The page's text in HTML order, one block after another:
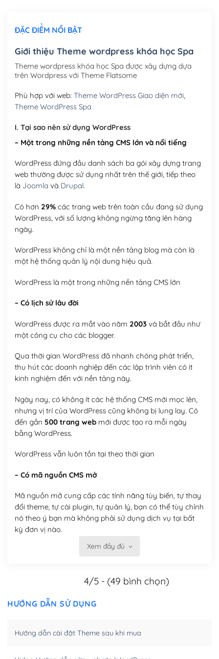
Mua thêm Host + Tên miền
Tên miền Việt Nam .vn (1 năm)(+550,000₫)
Hosting 3GB SSD (1 năm)
Hosting 5GB SSD (1 năm)
Hosting 8GB SSD (1 năm) (+950,000₫)
ĐẶC ĐIỂM NỔI BẬT
Giới thiệu Theme wordpress khóa học Spa
Theme wordpress khóa học Spa được xây dựng dựa
trên Wordpress với Theme Flatsome
Phù hợp với web: Theme WordPress Giao diện mới,
Theme WordPress Spa
I. Tại sao nên sử dụng WordPress
– Một trong những nền tảng CMS lớn và nổi tiếng
WordPress đứng đầu danh sách ba gói xây dựng trang
web thường được sử dụng nhất trên thế giới, tiếp theo
là Joomla và Drupal.
Có hơn 29%các trang web trên toàn cầu đang sử dụng
WordPress, với số lượng không ngừng tăng lên hàng
ngày.
WordPress không chỉ là một nền tảng blog mà còn là
một hệ thống quản lý nội dung hiệu quả.
WordPress là một trong những nền tảng CMS lớn
– Có lịch sử lâu đời
WordPress được ra mắt vào năm 2003và bắt đầu như
một công cụ cho các blogger.
Qua thời gian WordPress đã nhanh chóng phát triển,
thu hút các doanh nghiệp đến các lập trình viên có ít
kinh nghiệm đến với nền tảng này.
Ngày nay, có không ít các hệ thống CMS mới mọc lên,
nhưng vị trí của WordPress cũng không bị lung lay. Có
đến gần 500 trang webmới được tạo ra mỗi ngày
bằng WordPress.
WordPress vẫn luôn tồn tại theo thời gian
– Có mã nguồn CMS mở
Mã nguồn mở cung cấp các tính năng tùy biến, tự thay
đổi theme, tự cài plugin, tự quản lý, bạn có thể tùy chỉnh
nó theo ý bạn mà không phải sử dụng dịch vụ tại bất
kỳ đơn vị nào.
Việc của bạn là đăng ký một tên miền và hosting để
Có thể tùy biến trên website WordPress
– Thân thiện với công cụ tìm kiếm
WordPress bao gồm nhiều công cụ và plugin để tối ưu
Xem đầy đủ
4/5 - (49 bình chọn)
HƯỚNG DẪN SỬ DỤNG
Hướng dẫn cài đặt Theme sau khi mua